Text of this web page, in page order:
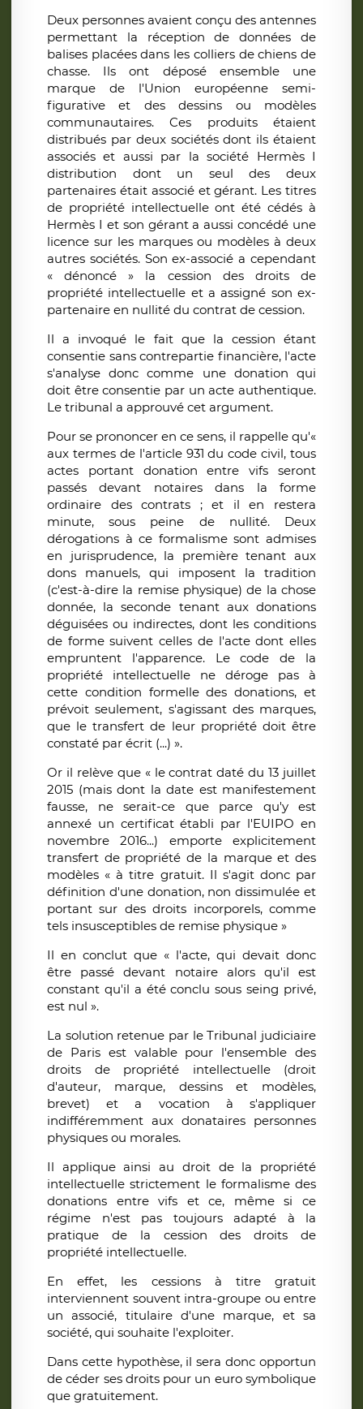
Deux personnes avaient conçu des antennes
permettant la réception de données de
balises placées dans les colliers de chiens de
chasse. Ils ont déposé ensemble une
marque de l'Union européenne semi-
figurative et des dessins ou modèles
communautaires. Ces produits étaient
distribués par deux sociétés dont ils étaient
associés et aussi par la société Hermès I
distribution dont un seul des deux
partenaires était associé et gérant. Les titres
de propriété intellectuelle ont été cédés à
Hermès I et son gérant a aussi concédé une
licence sur les marques ou modèles à deux
autres sociétés. Son ex-associé a cependant
« dénoncé » la cession des droits de
propriété intellectuelle et a assigné son ex-
partenaire en nullité du contrat de cession.
Il a invoqué le fait que la cession étant
consentie sans contrepartie financière, l'acte
s'analyse donc comme une donation qui
doit être consentie par un acte authentique.
Le tribunal a approuvé cet argument.
Pour se prononcer en ce sens, il rappelle qu'«
aux termes de l'article 931 du code civil, tous
actes portant donation entre vifs seront
passés devant notaires dans la forme
ordinaire des contrats ; et il en restera
minute, sous peine de nullité. Deux
dérogations à ce formalisme sont admises
en jurisprudence, la première tenant aux
dons manuels, qui imposent la tradition
(c'est-à-dire la remise physique) de la chose
donnée, la seconde tenant aux donations
déguisées ou indirectes, dont les conditions
de forme suivent celles de l'acte dont elles
empruntent l'apparence. Le code de la
propriété intellectuelle ne déroge pas à
cette condition formelle des donations, et
prévoit seulement, s'agissant des marques,
que le transfert de leur propriété doit être
constaté par écrit (...) ».
Or il relève que « le contrat daté du 13 juillet
2015 (mais dont la date est manifestement
fausse, ne serait-ce que parce qu'y est
annexé un certificat établi par l'EUIPO en
novembre 2016...) emporte explicitement
transfert de propriété de la marque et des
modèles « à titre gratuit. Il s'agit donc par
définition d'une donation, non dissimulée et
portant sur des droits incorporels, comme
tels insusceptibles de remise physique »
Il en conclut que « l'acte, qui devait donc
être passé devant notaire alors qu'il est
constant qu'il a été conclu sous seing privé,
est nul ».
La solution retenue par le Tribunal judiciaire
de Paris est valable pour l'ensemble des
droits de propriété intellectuelle (droit
d'auteur, marque, dessins et modèles,
brevet) et a vocation à s'appliquer
indifféremment aux donataires personnes
physiques ou morales.
Il applique ainsi au droit de la propriété
intellectuelle strictement le formalisme des
donations entre vifs et ce, même si ce
régime n'est pas toujours adapté à la
pratique de la cession des droits de
propriété intellectuelle.
En effet, les cessions à titre gratuit
interviennent souvent intra-groupe ou entre
un associé, titulaire d'une marque, et sa
société, qui souhaite l'exploiter.
Dans cette hypothèse, il sera donc opportun
de céder ses droits pour un euro symbolique
que gratuitement.